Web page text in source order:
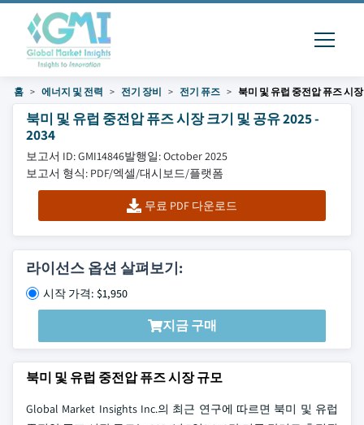
홈 에너지 및 전력 전기 장비 전기 퓨즈 북미 및 유럽 중전압 퓨즈 시장
북미 및 유럽 중전압 퓨즈 시장 크기 및 공유 2025 -
2034
보고서 ID: GMI14846발행일: October 2025
보고서 형식: PDF/엑셀/대시보드/플랫폼
무료 PDF 다운로드
라이선스 옵션 살펴보기:
시작 가격: $1,950
지금 구매
북미 및 유럽 중전압 퓨즈 시장 규모
Global Market Insights Inc.의 최근 연구에 따르면 북미 및 유럽